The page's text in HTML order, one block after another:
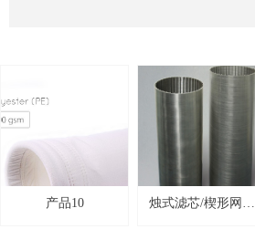
产品10
烛式滤芯/楔形网滤